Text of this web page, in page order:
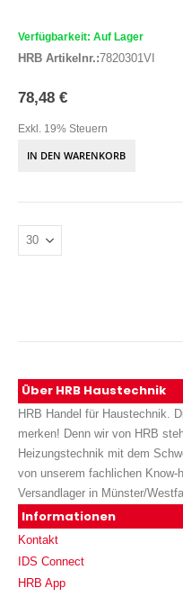
Verfügbarkeit: Auf Lager
HRB Artikelnr.:7820301VI
78,48 €
Exkl. 19% Steuern
IN DEN WARENKORB
Über HRB Haustechnik
HRB Handel für Haustechnik.
merken! Denn wir von HRB
Heizungstechnik mit dem
von unserem fachlichen Know-
Versandlager in Münster/
Informationen
Kontakt
IDS Connect
HRB App